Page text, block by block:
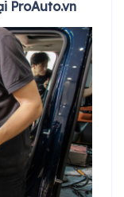
ProAuto.vn